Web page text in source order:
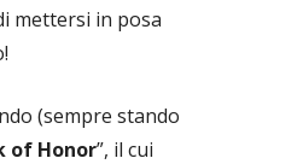
mettersi in posa
(sempre stando
of Honor”, il cui